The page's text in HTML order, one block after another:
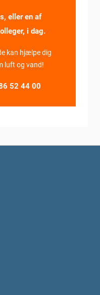
eller en af
i dag.
kan hjælpe dig
luft og vand!
52 44 00